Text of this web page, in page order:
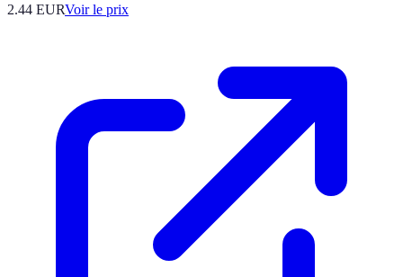
2.44 EURVoir le prix